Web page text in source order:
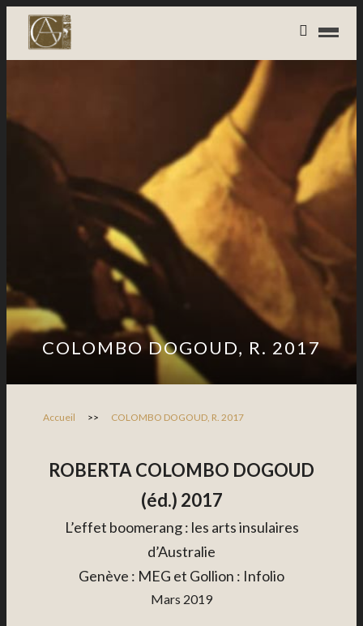
COLOMBO DOGOUD, R. 2017
Accueil >> COLOMBO DOGOUD, R. 2017
ROBERTA COLOMBO DOGOUD
(éd.) 2017
L’effet boomerang : les arts insulaires
d’Australie
Genève : MEG et Gollion : Infolio
Mars 2019